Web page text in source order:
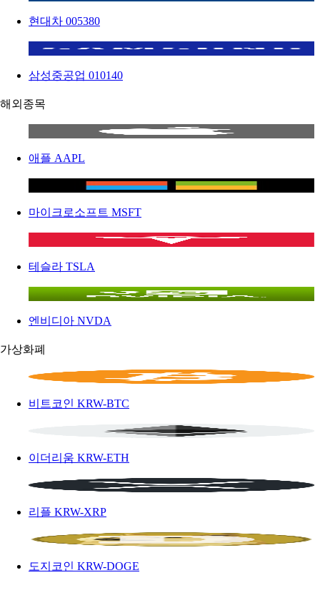
현대차 005380
삼성중공업 010140
해외종목
애플 AAPL
마이크로소프트 MSFT
테슬라 TSLA
엔비디아 NVDA
가상화폐
비트코인 KRW-BTC
이더리움 KRW-ETH
리플 KRW-XRP
도지코인 KRW-DOGE